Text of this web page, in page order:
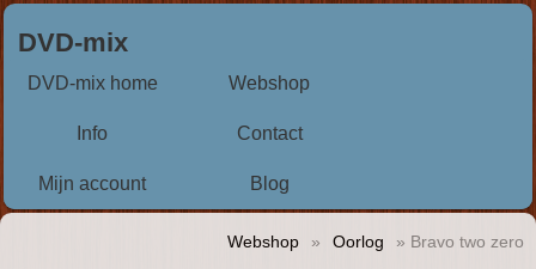
DVD-mix
DVD-mix home Webshop
Info Contact
Mijn account Blog
Webshop » Oorlog » Bravo two zero